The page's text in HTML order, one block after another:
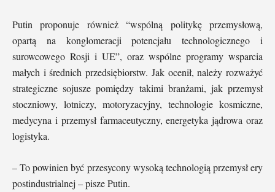
Putin proponuje również “wspólną politykę przemysłową,
opartą na konglomeracji potencjału technologicznego i
surowcowego Rosji i UE”, oraz wspólne programy wsparcia
małych i średnich przedsiębiorstw. Jak ocenił, należy rozważyć
strategiczne sojusze pomiędzy takimi branżami, jak przemysł
stoczniowy, lotniczy, motoryzacyjny, technologie kosmiczne,
medycyna i przemysł farmaceutyczny, energetyka jądrowa oraz
logistyka.
– To powinien być przesycony wysoką technologią przemysł ery
postindustrialnej – pisze Putin.